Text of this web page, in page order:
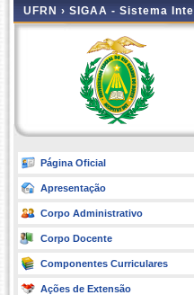
UFRN › SIGAA - Sistema
Página Oficial
Apresentação
Corpo Administrativo
Corpo Docente
Componentes Curriculares
Ações de Extensão